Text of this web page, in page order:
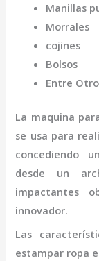
Manillas
Morrales
cojines
Bolsos
Entre
La maquina
se usa para
concediendo
desde un
impactantes
innovador.
Las
estampar ropa